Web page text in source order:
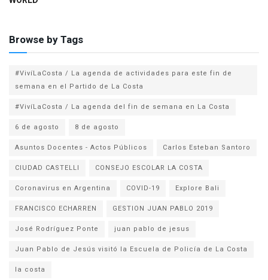
Browse by Tags
#VivíLaCosta / La agenda de actividades para este fin de
semana en el Partido de La Costa
#VivíLaCosta / La agenda del fin de semana en La Costa
6 de agosto
8 de agosto
Asuntos Docentes - Actos Públicos
Carlos Esteban Santoro
CIUDAD CASTELLI
CONSEJO ESCOLAR LA COSTA
Coronavirus en Argentina
COVID-19
Explore Bali
FRANCISCO ECHARREN
GESTION JUAN PABLO 2019
José Rodríguez Ponte
juan pablo de jesus
la costa